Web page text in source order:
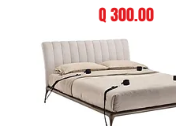
Precio
Q 300.00